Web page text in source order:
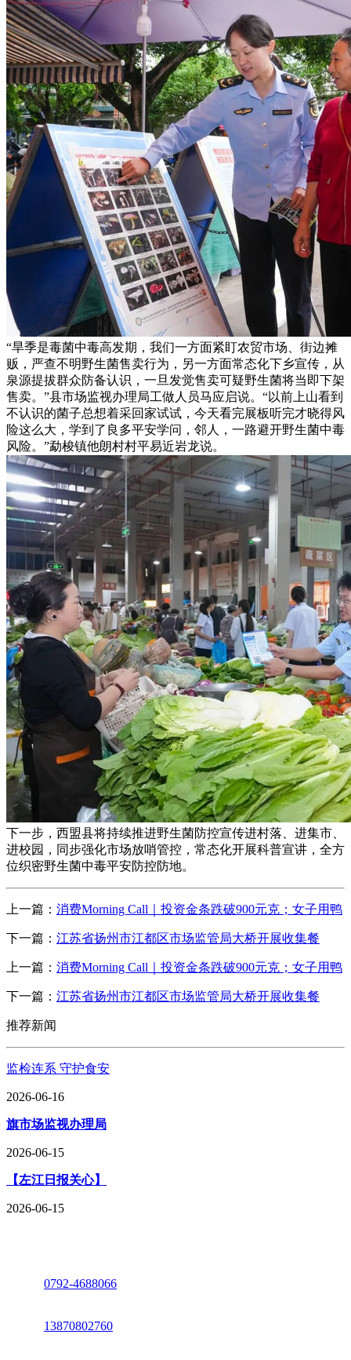
“旱季是毒菌中毒高发期，我们一方面紧盯农贸市场、街边摊
贩，严查不明野生菌售卖行为，另一方面常态化下乡宣传，从
泉源提拔群众防备认识，一旦发觉售卖可疑野生菌将当即下架
售卖。”县市场监视办理局工做人员马应启说。“以前上山看到
不认识的菌子总想着采回家试试，今天看完展板听完才晓得风
险这么大，学到了良多平安学问，邻人，一路避开野生菌中毒
风险。”勐梭镇他朗村村平易近岩龙说。
下一步，西盟县将持续推进野生菌防控宣传进村落、进集市、
进校园，同步强化市场放哨管控，常态化开展科普宣讲，全方
位织密野生菌中毒平安防控防地。
上一篇： 消费Morning Call｜投资金条跌破900元克；女子用鸭
下一篇： 江苏省扬州市江都区市场监管局大桥开展收集餐
上一篇： 消费Morning Call｜投资金条跌破900元克；女子用鸭
下一篇： 江苏省扬州市江都区市场监管局大桥开展收集餐
推荐新闻
监检连系 守护食安
2026-06-16
旗市场监视办理局
2026-06-15
【左江日报关心】
2026-06-15
0792-4688066
13870802760